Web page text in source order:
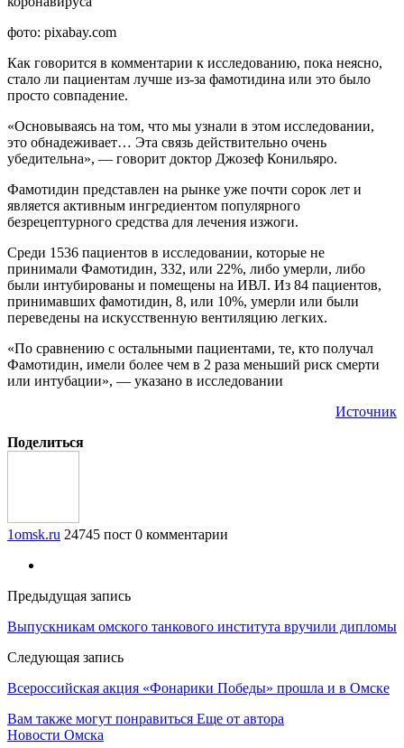
фото: pixabay.com
Как говорится в комментарии к исследованию, пока неясно,
стало ли пациентам лучше из-за фамотидина или это было
просто совпадение.
«Основываясь на том, что мы узнали в этом исследовании,
это обнадеживает… Эта связь действительно очень
убедительна», — говорит доктор Джозеф Конильяро.
Фамотидин представлен на рынке уже почти сорок лет и
является активным ингредиентом популярного
безрецептурного средства для лечения изжоги.
Среди 1536 пациентов в исследовании, которые не
принимали Фамотидин, 332, или 22%, либо умерли, либо
были интубированы и помещены на ИВЛ. Из 84 пациентов,
принимавших фамотидин, 8, или 10%, умерли или были
переведены на искусственную вентиляцию легких.
«По сравнению с остальными пациентами, те, кто получал
Фамотидин, имели более чем в 2 раза меньший риск смерти
или интубации», — указано в исследовании
Источник
Поделиться
1omsk.ru 24745 пост 0 комментарии
Предыдущая запись
Выпускникам омского танкового института вручили дипломы
Следующая запись
Всероссийская акция «Фонарики Победы» прошла и в Омске
Вам также могут понравиться Еще от автора
Новости Омска